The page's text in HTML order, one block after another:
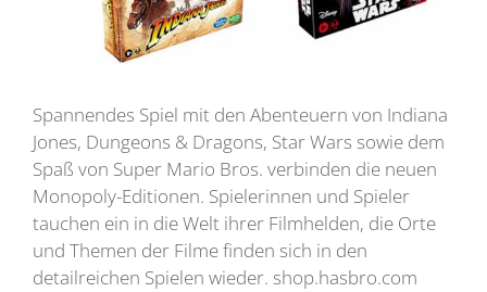
Spannendes Spiel mit den Abenteuern von Indiana
Jones, Dungeons & Dragons, Star Wars sowie dem
Spaß von Super Mario Bros. verbinden die neuen
Monopoly-Editionen. Spielerinnen und Spieler
tauchen ein in die Welt ihrer Filmhelden, die Orte
und Themen der Filme finden sich in den
detailreichen Spielen wieder. shop.hasbro.com